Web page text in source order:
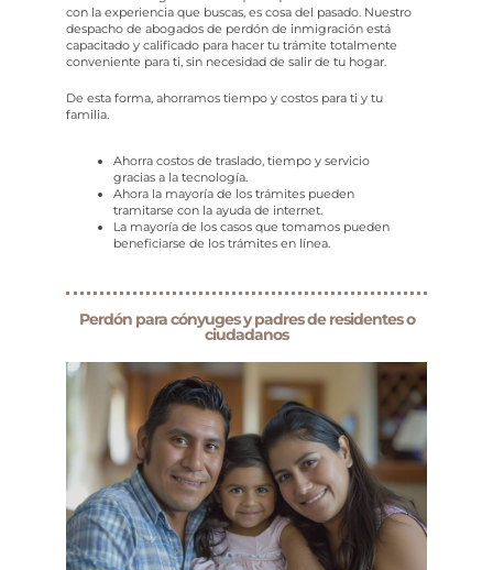
con la experiencia que buscas, es cosa del pasado. Nuestro
despacho de abogados de perdón de inmigración está
capacitado y calificado para hacer tu trámite totalmente
conveniente para ti, sin necesidad de salir de tu hogar.
De esta forma, ahorramos tiempo y costos para ti y tu
familia.
Ahorra costos de traslado, tiempo y servicio
gracias a la tecnología.
Ahora la mayoría de los trámites pueden
tramitarse con la ayuda de internet.
La mayoría de los casos que tomamos pueden
beneficiarse de los trámites en línea.
Perdón para cónyuges y padres de residentes o
ciudadanos